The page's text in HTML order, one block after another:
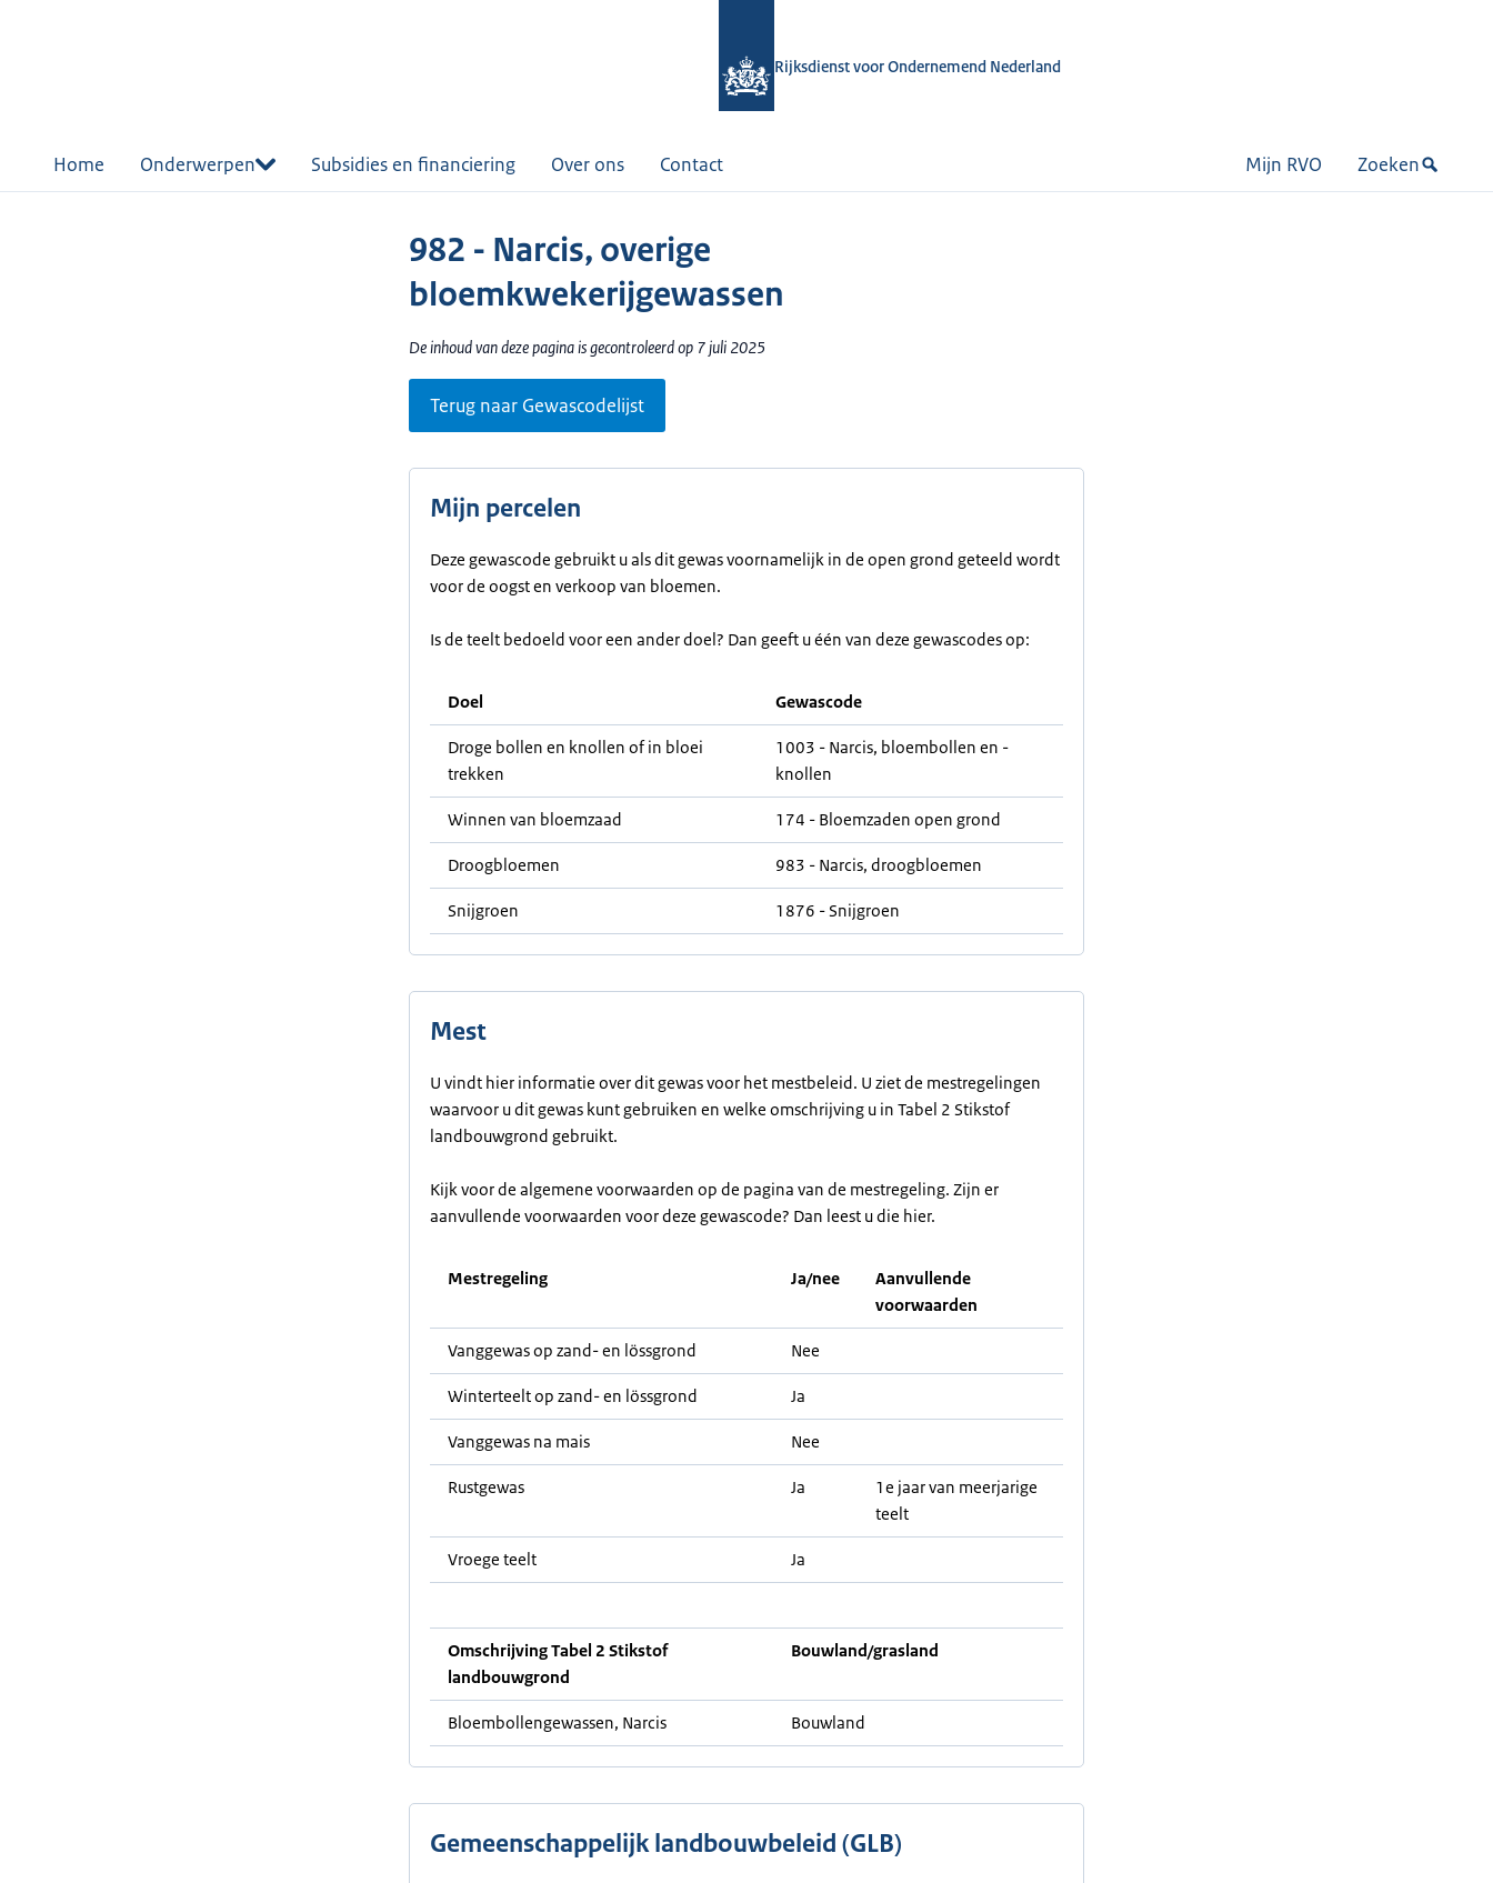
Rijksdienst voor Ondernemend Nederland
Home Onderwerpen Subsidies en financiering Over ons Contact Mijn RVO Zoeken
982 - Narcis, overige
bloemkwekerijgewassen
De inhoud van deze pagina is gecontroleerd op 7 juli 2025
Terug naar Gewascodelijst
Mijn percelen
Deze gewascode gebruikt u als dit gewas voornamelijk in de open grond geteeld wordt
voor de oogst en verkoop van bloemen.
Is de teelt bedoeld voor een ander doel? Dan geeft u één van deze gewascodes op:
Doel Gewascode
Droge bollen en knollen of in bloei
trekken
1003 - Narcis, bloembollen en -
knollen
Winnen van bloemzaad 174 - Bloemzaden open grond
Droogbloemen 983 - Narcis, droogbloemen
Snijgroen 1876 - Snijgroen
Mest
U vindt hier informatie over dit gewas voor het mestbeleid. U ziet de mestregelingen
waarvoor u dit gewas kunt gebruiken en welke omschrijving u in Tabel 2 Stikstof
landbouwgrond gebruikt.
Kijk voor de algemene voorwaarden op de pagina van de mestregeling. Zijn er
aanvullende voorwaarden voor deze gewascode? Dan leest u die hier.
Mestregeling Ja/nee
Aanvullende
voorwaarden
Vanggewas op zand- en lössgrond Nee
Winterteelt op zand- en lössgrond Ja
Vanggewas na mais Nee
Rustgewas Ja
1e jaar van meerjarige
teelt
Vroege teelt Ja
Omschrijving Tabel 2 Stikstof
landbouwgrond
Bouwland/grasland
Bloembollengewassen, Narcis Bouwland
Gemeenschappelijk landbouwbeleid (GLB)